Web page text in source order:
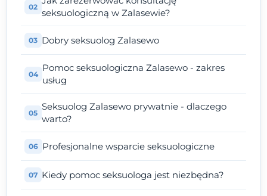
seksuologiczną w Zalasewie?
Dobry seksuolog Zalasewo
Pomoc seksuologiczna Zalasewo - zakres
usług
Seksuolog Zalasewo prywatnie - dlaczego
warto?
Profesjonalne wsparcie seksuologiczne
Kiedy pomoc seksuologa jest niezbędna?